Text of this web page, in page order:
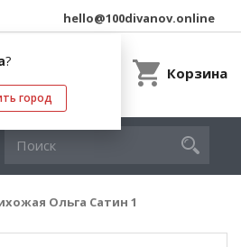
?
город
hello@100divanov.online
Корзина
Ольга Сатин 1